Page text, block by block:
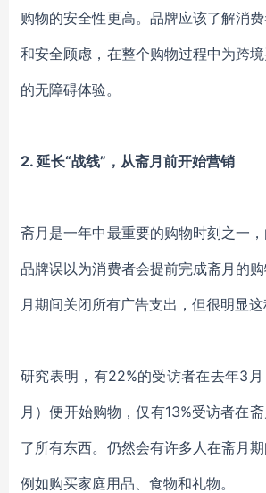
购物的安全性更高。品牌应该了解消
和安全顾虑，在整个购物过程中为跨
的无障碍体验。
2. 延长“战线”，从斋月前开始营销
斋月是一年中最重要的购物时刻之一
品牌误以为消费者会提前完成斋月的
月期间关闭所有广告支出，但很明显这
研究表明，有22%的受访者在去年3
月）便开始购物，仅有13%受访者在
了所有东西。仍然会有许多人在斋月
例如购买家庭用品、食物和礼物。